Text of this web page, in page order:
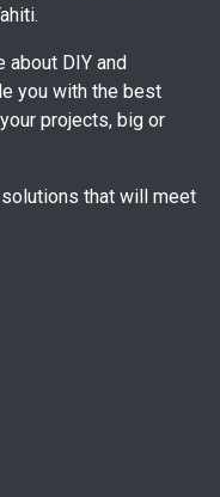
about DIY and
you with the best
projects, big or
that will meet